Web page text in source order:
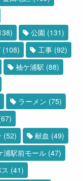
公園 (131)
(108) 工事 (92)
袖ケ浦駅 (88)
ラーメン (75)
(52) 献血 (49)
浦駅前モール (47)
(41)